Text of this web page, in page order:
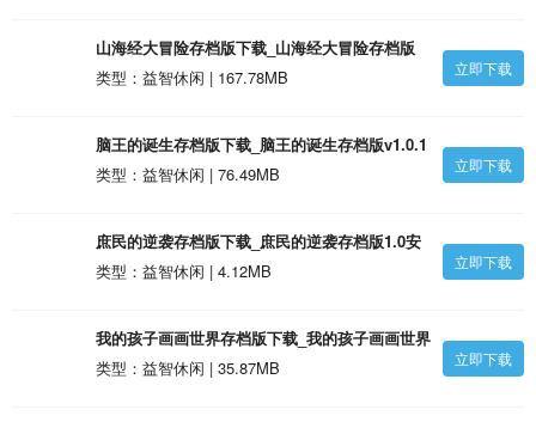
山海经大冒险存档版下载_山海经大冒险存档版
v1.0.4安卓版
类型：益智休闲 | 167.78MB 立即下载
脑王的诞生存档版下载_脑王的诞生存档版v1.0.1
安卓版
类型：益智休闲 | 76.49MB 立即下载
庶民的逆袭存档版下载_庶民的逆袭存档版1.0安
卓版
类型：益智休闲 | 4.12MB 立即下载
我的孩子画画世界存档版下载_我的孩子画画世界
存档版v4.6安卓版
类型：益智休闲 | 35.87MB 立即下载